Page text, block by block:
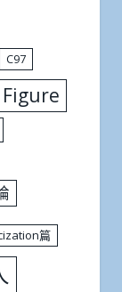
C97
Figure
篇